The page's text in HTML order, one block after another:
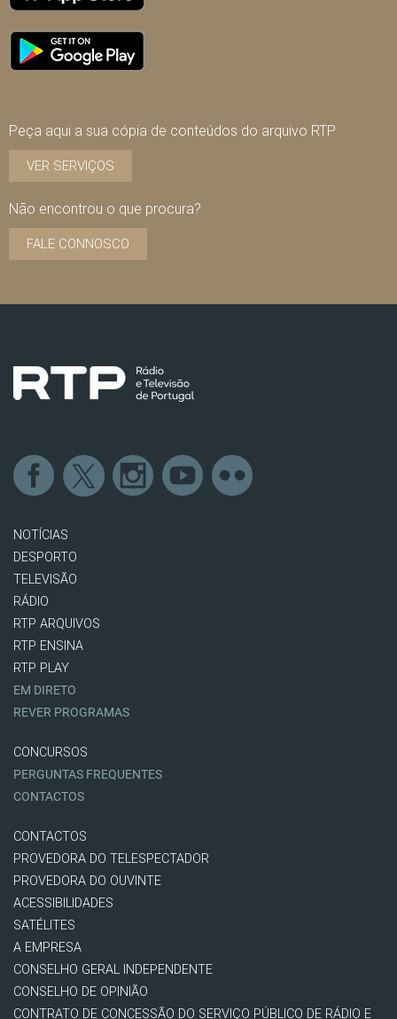
Peça aqui a sua cópia de conteúdos do arquivo RTP
VER SERVIÇOS
Não encontrou o que procura?
FALE CONNOSCO
NOTÍCIAS
DESPORTO
TELEVISÃO
RÁDIO
RTP ARQUIVOS
RTP ENSINA
RTP PLAY
EM DIRETO
REVER PROGRAMAS
CONCURSOS
PERGUNTAS FREQUENTES
CONTACTOS
CONTACTOS
PROVEDORA DO TELESPECTADOR
PROVEDORA DO OUVINTE
ACESSIBILIDADES
SATÉLITES
A EMPRESA
CONSELHO GERAL INDEPENDENTE
CONSELHO DE OPINIÃO
CONTRATO DE CONCESSÃO DO SERVIÇO PÚBLICO DE RÁDIO E